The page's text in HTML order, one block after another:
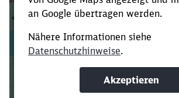
Verkürze die Ladezeit, indem du
oder Filter hinzufügst.
Suchbegriffe